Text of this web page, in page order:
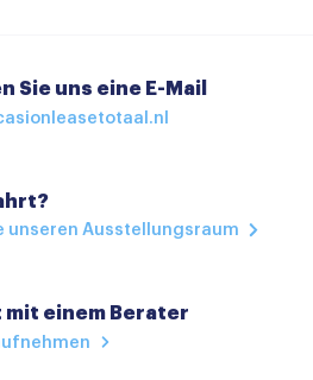
verstelbaar
Sie uns eine E-Mail
unseren Ausstellungsraum
mit einem Berater